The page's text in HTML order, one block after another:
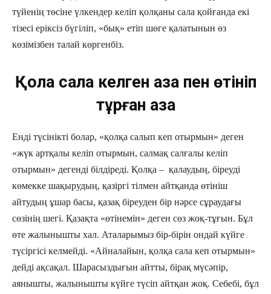
түйенің төсіне үлкендер келіп қолқаны сала қойғанда екі
тізесі еріксіз бүгіліп, «бық» етіп шөге қалатынын өз
көзімізбен талай көргенбіз.
Қолқа сала келген қазақ пен өтініп
тұрған қазақ
Енді түсінікті болар, «қолқа салып кеп отырмын» деген
«жүк артқалы келіп отырмын, салмақ салғалы келіп
отырмын» дегенді білдіреді. Қолқа – қалаудың, біреуді
көмекке шақырудың, қазіргі тілмен айтқанда өтініш
айтудың ұшар басы, қазақ біреуден бір нәрсе сұраудағы
сөзінің шегі. Қазақта «өтінемін» деген сөз жоқ-тұғын. Бұл
өте жалынышты хал. Аталарымыз бір-бірін ондай күйге
түсіргісі келмейді. «Айналайын, қолқа сала кеп отырмын»
дейді ақсақал. Шарасыздығын айтты, бірақ мүсәпір,
аянышты, жалынышты күйге түсіп айтқан жоқ. Себебі, бұл